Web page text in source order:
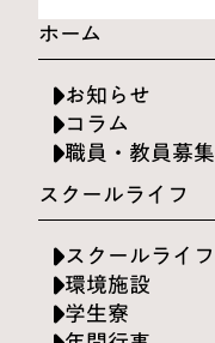
ホーム
お知らせ
コラム
職員・教員募集
スクールライフ
スクールライフ
環境施設
学生寮